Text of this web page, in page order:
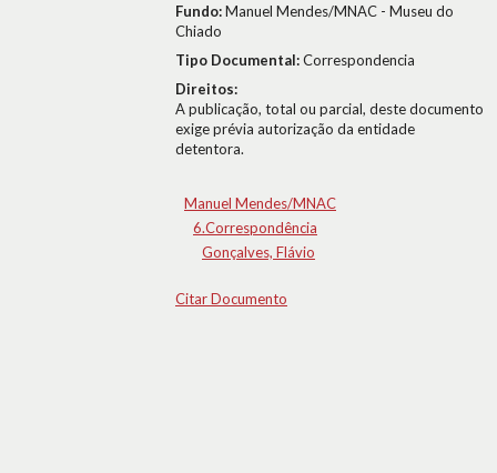
Fundo:Manuel Mendes/MNAC - Museu do
Chiado
Tipo Documental:Correspondencia
Direitos:
A publicação, total ou parcial, deste documento
exige prévia autorização da entidade
detentora.
Manuel Mendes/MNAC
6.Correspondência
Gonçalves, Flávio
Citar Documento